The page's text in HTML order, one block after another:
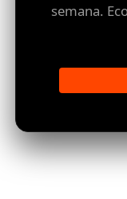
semana.